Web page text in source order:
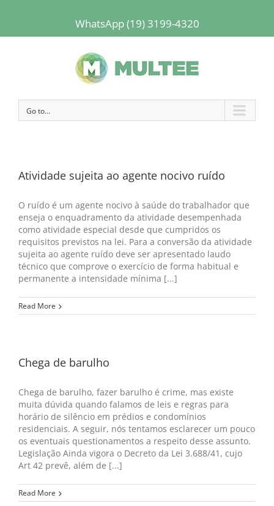
WhatsApp (19) 3199-4320
Go to...
Atividade sujeita ao agente nocivo ruído
O ruído é um agente nocivo à saúde do trabalhador que
enseja o enquadramento da atividade desempenhada
como atividade especial desde que cumpridos os
requisitos previstos na lei. Para a conversão da atividade
sujeita ao agente ruído deve ser apresentado laudo
técnico que comprove o exercício de forma habitual e
permanente a intensidade mínima [...]
Read More
Chega de barulho
Chega de barulho, fazer barulho é crime, mas existe
muita dúvida quando falamos de leis e regras para
horário de silêncio em prédios e condomínios
residenciais. A seguir, nós tentamos esclarecer um pouco
os eventuais questionamentos a respeito desse assunto.
Legislação Ainda vigora o Decreto da Lei 3.688/41, cujo
Art 42 prevê, além de [...]
Read More